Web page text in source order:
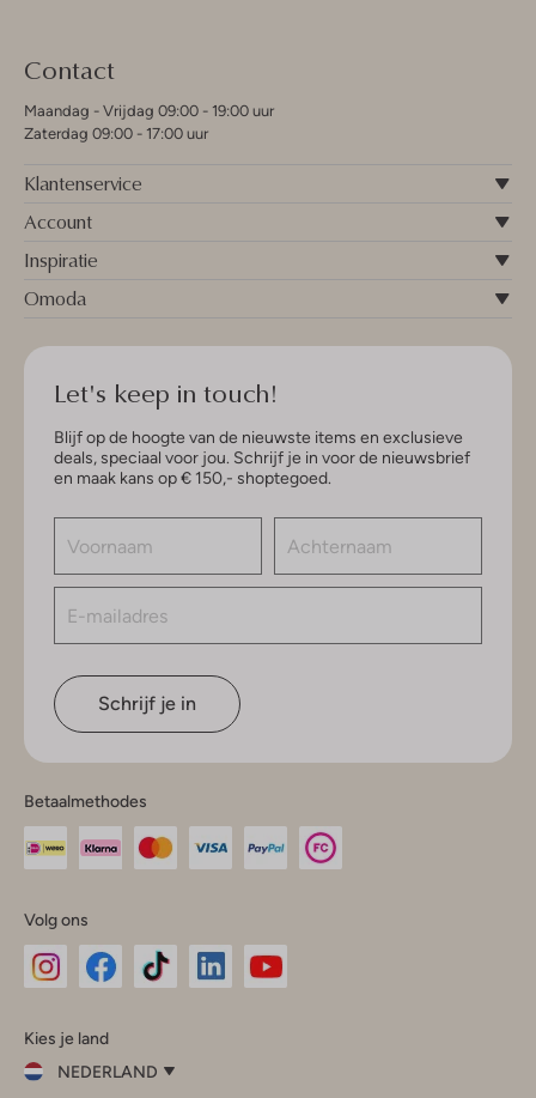
Contact
Maandag - Vrijdag 09:00 - 19:00 uur
Zaterdag 09:00 - 17:00 uur
Klantenservice
Account
Inspiratie
Omoda
Let's keep in touch!
Blijf op de hoogte van de nieuwste items en exclusieve
deals, speciaal voor jou. Schrijf je in voor de nieuwsbrief
en maak kans op € 150,- shoptegoed.
Schrijf je in
Betaalmethodes
Volg ons
InstagramFacebook
Kies je land
NEDERLAND